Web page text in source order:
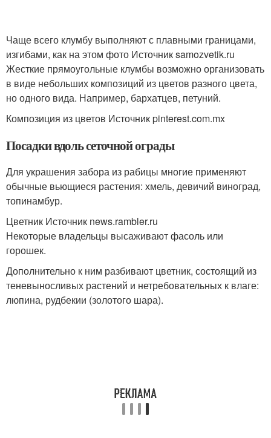
Чаще всего клумбу выполняют с плавными границами,
изгибами, как на этом фото Источник samozvetik.ru
Жесткие прямоугольные клумбы возможно организовать
в виде небольших композиций из цветов разного цвета,
но одного вида. Например, бархатцев, петуний.
Композиция из цветов Источник pinterest.com.mx
Посадки вдоль сеточной ограды
Для украшения забора из рабицы многие применяют
обычные вьющиеся растения: хмель, девичий виноград,
топинамбур.
Цветник Источник news.rambler.ru
Некоторые владельцы высаживают фасоль или
горошек.
Дополнительно к ним разбивают цветник, состоящий из
теневыносливых растений и нетребовательных к влаге:
люпина, рудбекии (золотого шара).